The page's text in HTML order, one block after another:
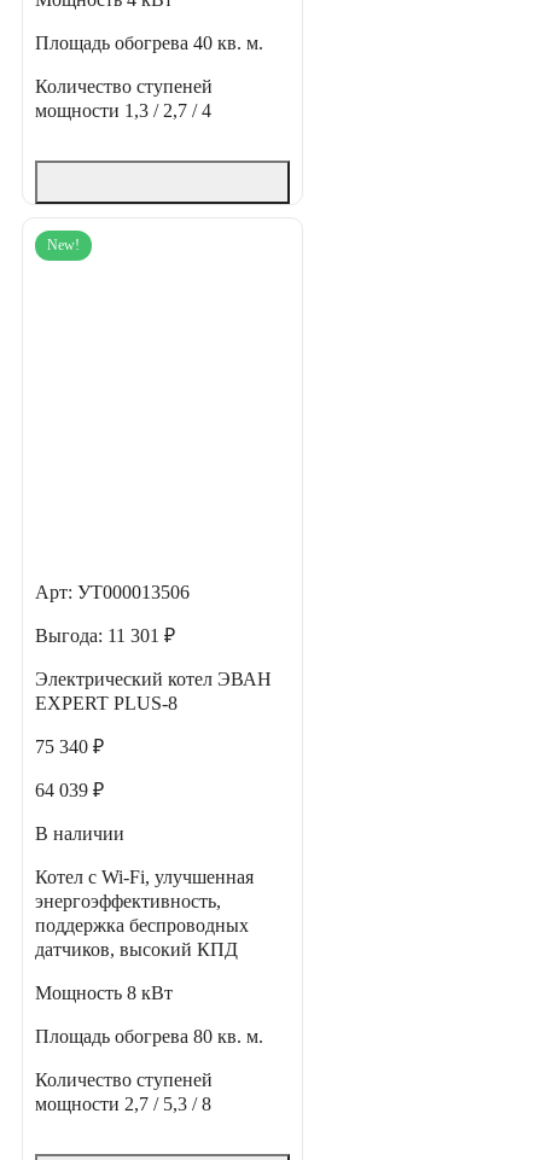
Площадь обогрева 40 кв. м.
Количество ступеней
мощности 1,3 / 2,7 / 4
New!
Арт: УТ000013506
Выгода: 11 301 ₽
Электрический котел ЭВАН
EXPERT PLUS-8
75 340 ₽
64 039 ₽
В наличии
Котел с Wi-Fi, улучшенная
энергоэффективность,
поддержка беспроводных
датчиков, высокий КПД
Мощность 8 кВт
Площадь обогрева 80 кв. м.
Количество ступеней
мощности 2,7 / 5,3 / 8